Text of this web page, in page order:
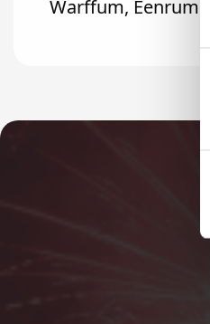
Warffum, Eenrum